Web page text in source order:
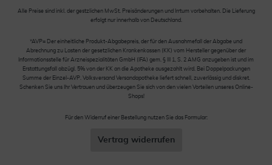
Alle Preise sind inkl. der gestzlichen MwSt. Preisänderungen und Irrtum vorbehalten. Die Lieferung
erfolgt nur innerhalb von Deutschland.
*AVP= Der einheitliche Produkt-Abgabepreis, der für den Ausnahmefall der Abgabe und
Abrechnung zu Lasten der gesetzlichen Krankenkassen (KK) vom Hersteller gegenüber der
Informationsstelle für Arzneispezialitäten GmbH (IFA) gem. § III 1, S. 2 AMG anzugeben ist und im
Erstattungsfall abzügl. 5% von der KK an die Apotheke ausgezahlt wird. Bei Doppelpackungen
Summe der Einzel-AVP. Volksversand Versandapotheke liefert schnell, zuverlässig und diskret.
Schenken Sie uns Ihr Vertrauen und überzeugen Sie sich von den vielen Vorteilen unseres Online-
Shops!
Für den Widerruf einer Bestellung nutzen Sie das Formular:
Vertrag widerrufen